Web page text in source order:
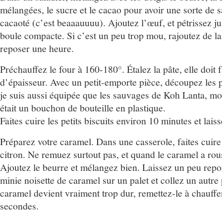
mélangées, le sucre et le cacao pour avoir une sorte de
cacaoté (c’est beaaauuuu). Ajoutez l’œuf, et pétrissez
boule compacte. Si c’est un peu trop mou, rajoutez de
reposer une heure.
Préchauffez le four à 160-180°. Étalez la pâte, elle doit
d’épaisseur. Avec un petit-emporte pièce, découpez les
je suis aussi équipée que les sauvages de Koh Lanta,
était un bouchon de bouteille en plastique.
Faites cuire les petits biscuits environ 10 minutes et
Préparez votre caramel. Dans une casserole, faites
citron. Ne remuez surtout pas, et quand le caramel a
Ajoutez le beurre et mélangez bien. Laissez un peu
minie noisette de caramel sur un palet et collez un autre
caramel devient vraiment trop dur, remettez-le à
secondes.